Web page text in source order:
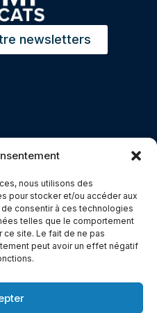
nous utilisons des
pour stocker et/ou accéder aux
consentir à ces technologies
telles que le comportement
ce site. Le fait de ne pas
peut avoir un effet négatif
newsletters